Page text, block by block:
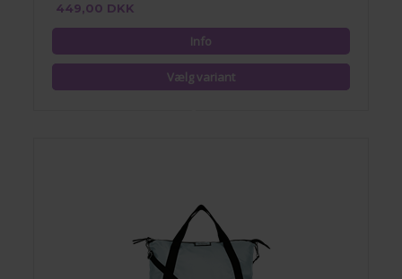
449,00 DKK